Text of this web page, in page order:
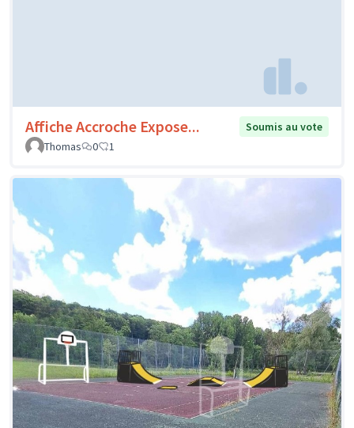
Affiche Accroche Expose...
Soumis au vote
Thomas
0 1